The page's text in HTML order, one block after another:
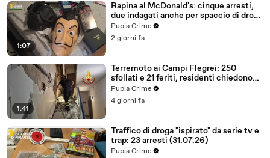
1:07
Rapina al McDonald's: cinque arresti,
due indagati anche per spaccio di droga
(03.08.26)
Pupia Crime
2 giorni fa
1:41
Terremoto ai Campi Flegrei: 250
sfollati e 21 feriti, residenti chiedono
certezze sul futuro (01.08.26)
Pupia Crime
4 giorni fa
Traffico di droga "ispirato" da serie tv e
trap: 23 arresti (31.07.26)
Pupia Crime